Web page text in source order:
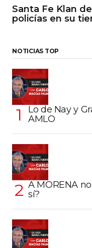
Santa Fe Klan
policías en su
NOTICIAS TOP
Lo de Nay y
AMLO
A MORENA
sí?